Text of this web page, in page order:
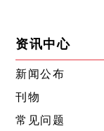
资讯中心
新闻公布
刊物
常见问题